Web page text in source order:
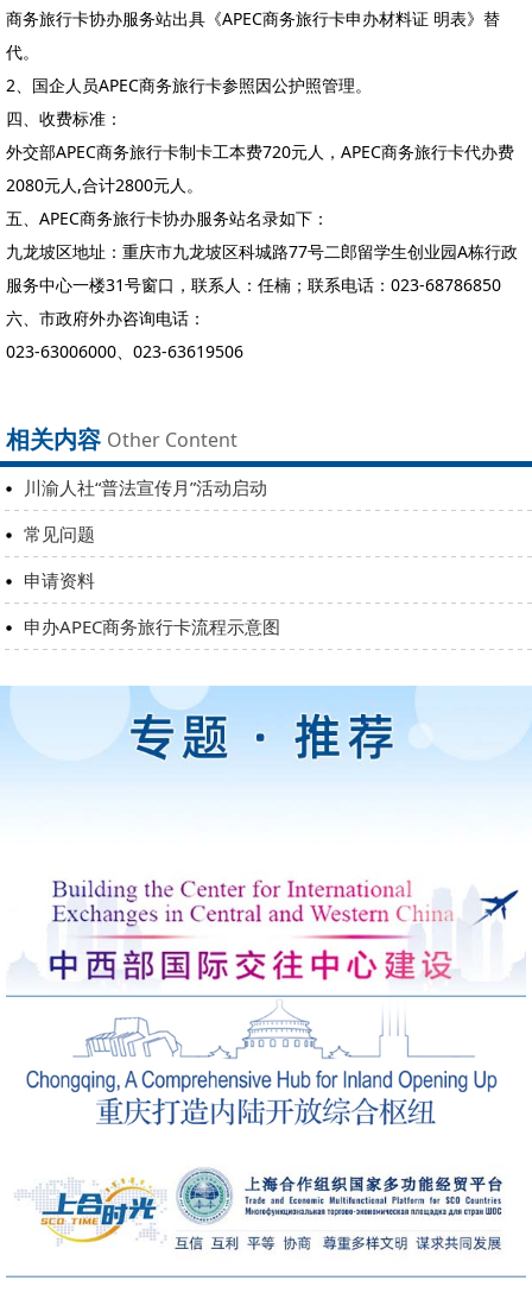
商务旅行卡协办服务站出具《APEC商务旅行卡申办材料证 明表》替
代。
2、国企人员APEC商务旅行卡参照因公护照管理。
四、收费标准：
外交部APEC商务旅行卡制卡工本费720元人，APEC商务旅行卡代办费
2080元人,合计2800元人。
五、APEC商务旅行卡协办服务站名录如下：
九龙坡区地址：重庆市九龙坡区科城路77号二郎留学生创业园A栋行政
服务中心一楼31号窗口，联系人：任楠；联系电话：023-68786850
六、市政府外办咨询电话：
023-63006000、023-63619506
相关内容 Other Content
川渝人社“普法宣传月”活动启动
常见问题
申请资料
申办APEC商务旅行卡流程示意图